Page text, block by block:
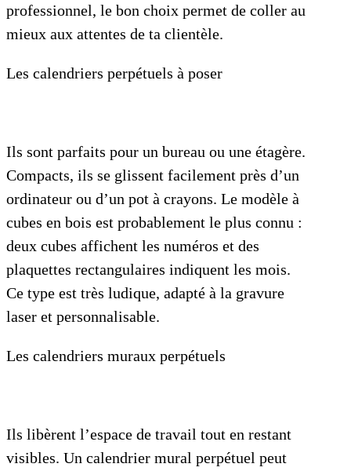
professionnel, le bon choix permet de coller au
mieux aux attentes de ta clientèle.
Les calendriers perpétuels à poser
Ils sont parfaits pour un bureau ou une étagère.
Compacts, ils se glissent facilement près d’un
ordinateur ou d’un pot à crayons. Le modèle à
cubes en bois est probablement le plus connu :
deux cubes affichent les numéros et des
plaquettes rectangulaires indiquent les mois.
Ce type est très ludique, adapté à la gravure
laser et personnalisable.
Les calendriers muraux perpétuels
Ils libèrent l’espace de travail tout en restant
visibles. Un calendrier mural perpétuel peut